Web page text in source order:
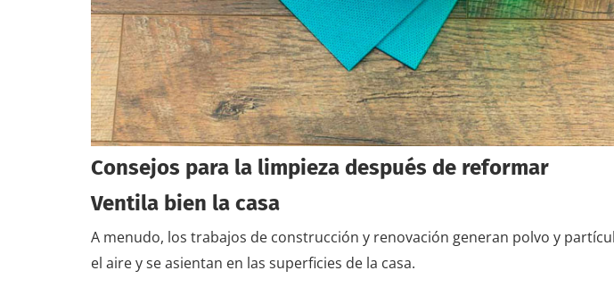
Consejos para la limpieza después de reformar
Ventila bien la casa
A menudo, los trabajos de construcción y renovación generan polvo y
el aire y se asientan en las superficies de la casa.